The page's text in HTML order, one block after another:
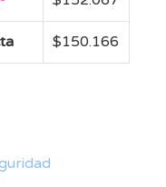
$150.166